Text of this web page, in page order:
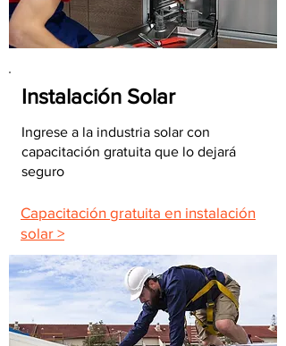
Instalación Solar
Ingrese a la industria solar con
capacitación gratuita que lo dejará
seguro
Capacitación gratuita en instalación
solar >